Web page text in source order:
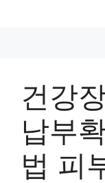
건강
납부
법 피